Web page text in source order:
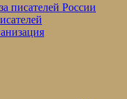
писателей России